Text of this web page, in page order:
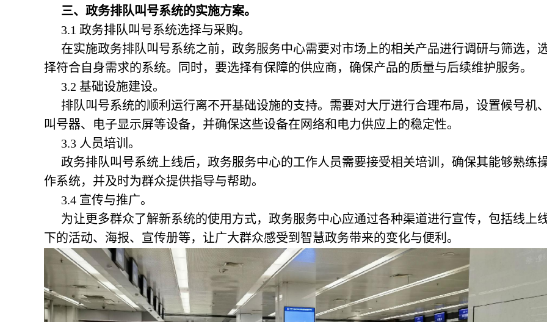
三、政务排队叫号系统的实施方案。
3.1 政务排队叫号系统选择与采购。
在实施政务排队叫号系统之前，政务服务中心需要对市场上的相关产品进行调研与筛选，
择符合自身需求的系统。同时，要选择有保障的供应商，确保产品的质量与后续维护服务。
3.2 基础设施建设。
排队叫号系统的顺利运行离不开基础设施的支持。需要对大厅进行合理布局，设置候号机
叫号器、电子显示屏等设备，并确保这些设备在网络和电力供应上的稳定性。
3.3 人员培训。
政务排队叫号系统 上线后，政务服务中心的工作人员需要接受相关培训，确保其能够熟练
作系统，并及时为群众提供指导与帮助。
3.4 宣传与推广。
为让更多群众了解新系统的使用方式，政务服务中心应通过各种渠道进行宣传，包括线上
下的活动、海报、宣传册等，让广大群众感受到智慧政务带来的变化与便利。